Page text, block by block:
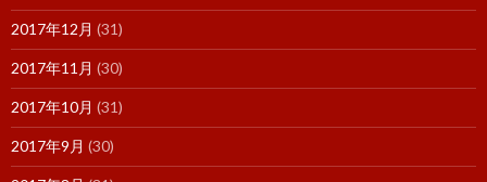
2017年12月 (31)
2017年11月 (30)
2017年10月 (31)
2017年9月 (30)